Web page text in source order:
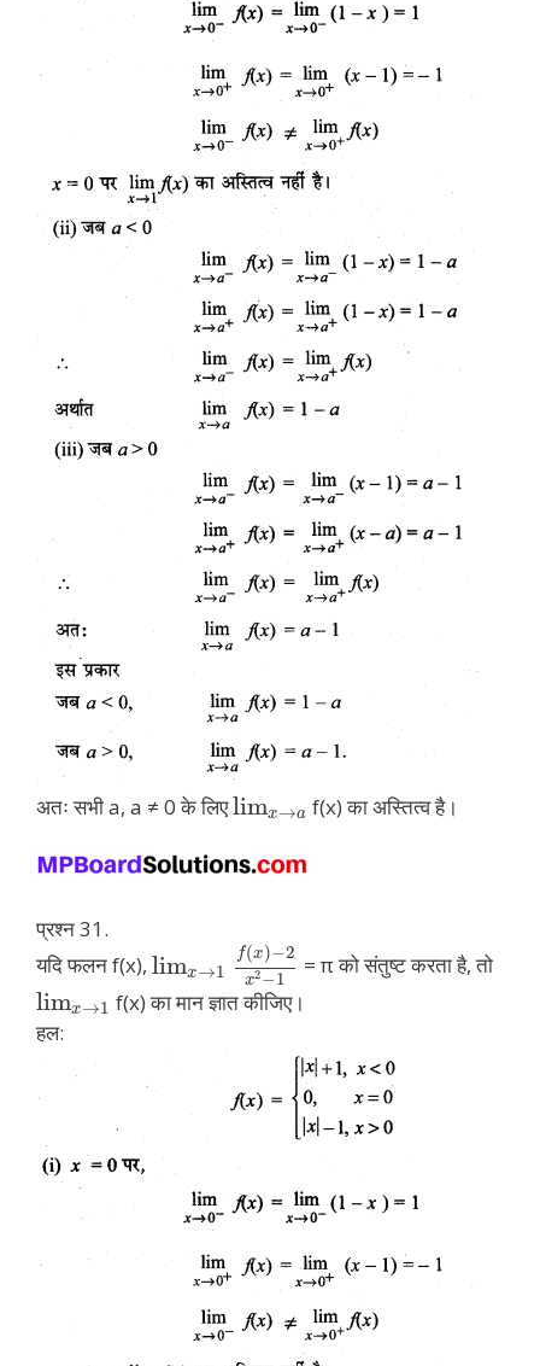
अतः सभी a, a ≠ 0 के लिएlimx→a f(x) का अस्तित्व है।
प्रश्न 31.
यदि फलन f(x), limx→1
f(x)−2
x2−1 = π को संतुष्ट करता है, तो
limx→1 f(x) का मान ज्ञात कीजिए।
हल: